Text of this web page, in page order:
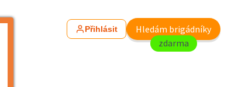
Přihlásit
Hledám brigádníky
zdarma